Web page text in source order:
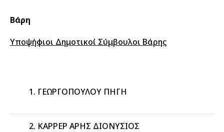
Βάρη
Υποψήφιοι Δημοτικοί Σύμβουλοι Βάρης
ΓΕΩΡΓΟΠΟΥΛΟΥ ΠΗΓΗ
ΚΑΡΡΕΡ ΑΡΗΣ ΔΙΟΝΥΣΙΟΣ